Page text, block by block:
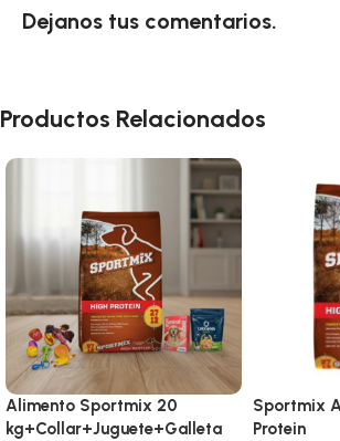
Dejanos tus comentarios.
Productos Relacionados
Alimento Sportmix 20
kg+Collar+Juguete+Galleta
Sportmix
Protein